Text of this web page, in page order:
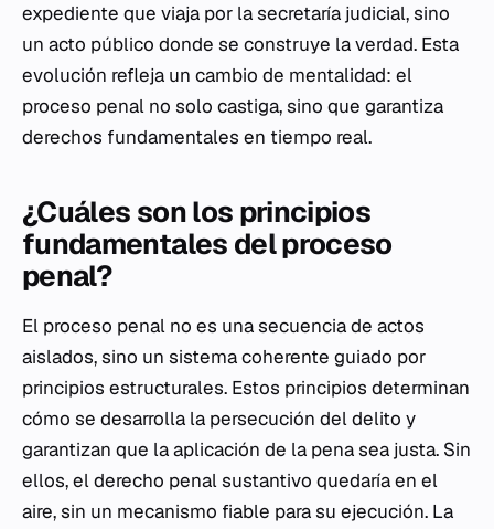
expediente que viaja por la secretaría judicial, sino
un acto público donde se construye la verdad. Esta
evolución refleja un cambio de mentalidad: el
proceso penal no solo castiga, sino que garantiza
derechos fundamentales en tiempo real.
¿Cuáles son los principios
fundamentales del proceso
penal?
El proceso penal no es una secuencia de actos
aislados, sino un sistema coherente guiado por
principios estructurales. Estos principios determinan
cómo se desarrolla la persecución del delito y
garantizan que la aplicación de la pena sea justa. Sin
ellos, el derecho penal sustantivo quedaría en el
aire, sin un mecanismo fiable para su ejecución. La